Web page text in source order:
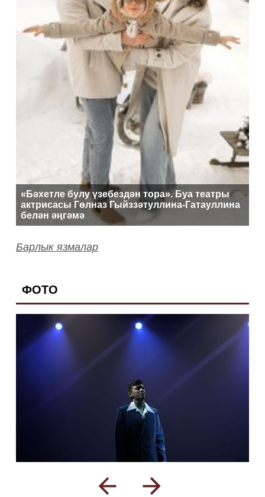
«Бәхетле булу үзебездән тора». Буа театры
актрисасы Гөлназ Гыйззәтуллина-Гатауллина
белән әңгәмә
Барлык язмалар
ФОТО